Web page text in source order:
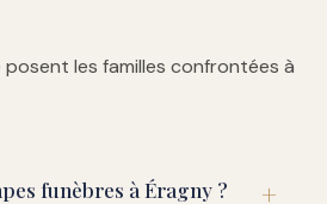
les familles confrontées à
funèbres à Éragny ?